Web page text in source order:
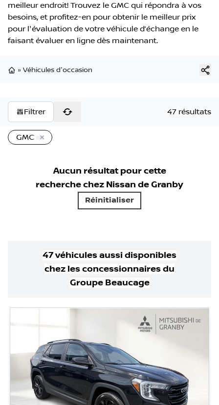
meilleur endroit! Trouvez le GMC qui répondra à vos
besoins, et profitez-en pour obtenir le meilleur prix
pour l'évaluation de votre véhicule d’échange en le
faisant évaluer en ligne dès maintenant.
» Véhicules d'occasion
Filtrer 47 résultats
GMC
Aucun résultat pour cette
recherche chez Nissan de Granby
Réinitialiser
47véhiculesaussi disponibles
chez les concessionnairesdu
Groupe Beaucage